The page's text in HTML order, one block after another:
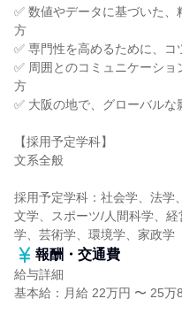
✅ 数値やデータに基づいた
方
✅ 専門性を高めるために、
✅ 周囲とのコミュニケーシ
方
✅ 大阪の地で、グローバル
【採用予定学科】
文系全般
採用予定学科：社会学、法学
文学、スポーツ/人間科学、
学、芸術学、環境学、家政学
報酬・交通費
給与詳細
基本給：月給 22万円 〜 25万